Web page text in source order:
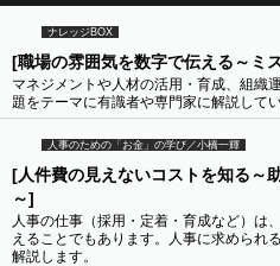
ナレッジBOX
[職場の雰囲気を数字で伝える～ミ
マネジメントや人材の活用・育成、組織
題をテーマに有識者や専門家に解説して
人事のための「お金」の学び／小橋一輝
[人件費の見えないコストを知る～
～]
人事の仕事（採用・定着・育成など）は
えることでもあります。人事に求められ
解説します。